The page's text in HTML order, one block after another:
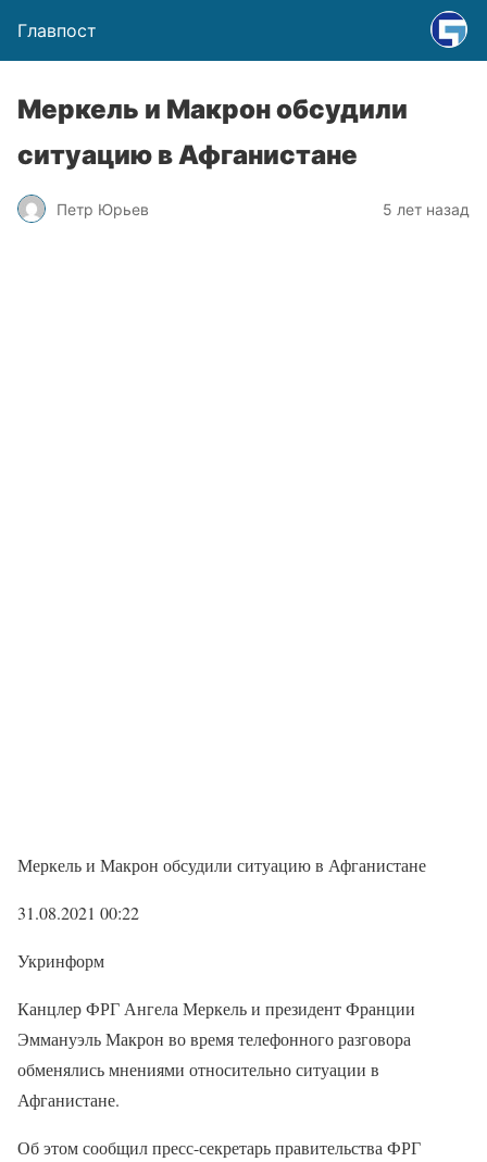
Главпост
Меркель и Макрон обсудили
ситуацию в Афганистане
Петр Юрьев 5 лет назад
Меркель и Макрон обсудили ситуацию в Афганистане
31.08.2021 00:22
Укринформ
Канцлер ФРГ Ангела Меркель и президент Франции
Эммануэль Макрон во время телефонного разговора
обменялись мнениями относительно ситуации в
Афганистане.
Об этом сообщил пресс-секретарь правительства ФРГ